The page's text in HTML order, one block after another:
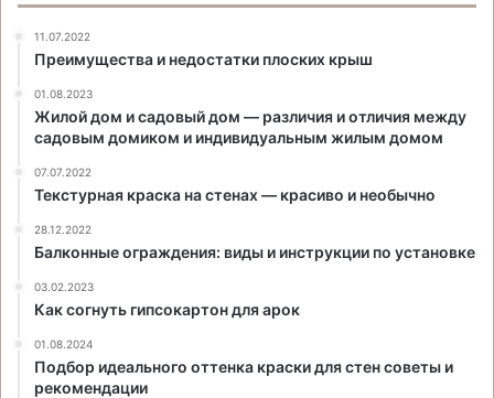
11.07.2022
Преимущества и недостатки плоских крыш
01.08.2023
Жилой дом и садовый дом — различия и отличия между
садовым домиком и индивидуальным жилым домом
07.07.2022
Текстурная краска на стенах — красиво и необычно
28.12.2022
Балконные ограждения: виды и инструкции по установке
03.02.2023
Как согнуть гипсокартон для арок
01.08.2024
Подбор идеального оттенка краски для стен советы и
рекомендации